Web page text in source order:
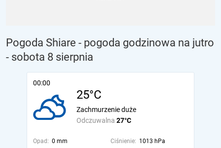
Pogoda Shiare - pogoda godzinowa na jutro
- sobota 8 sierpnia
00:00
25°C
Odczuwalna 27°C
Zachmurzenie duże
Opad: 0 mm Ciśnienie: 1013 hPa